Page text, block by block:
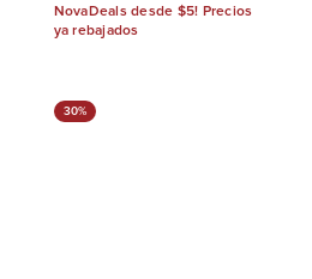
NovaDeals desde $5! Precios
ya rebajados
30%